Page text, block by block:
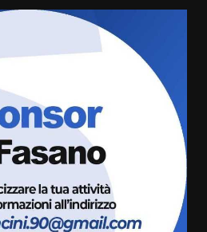
Musica di
nuovo
con “Fasano in
2026 06:05